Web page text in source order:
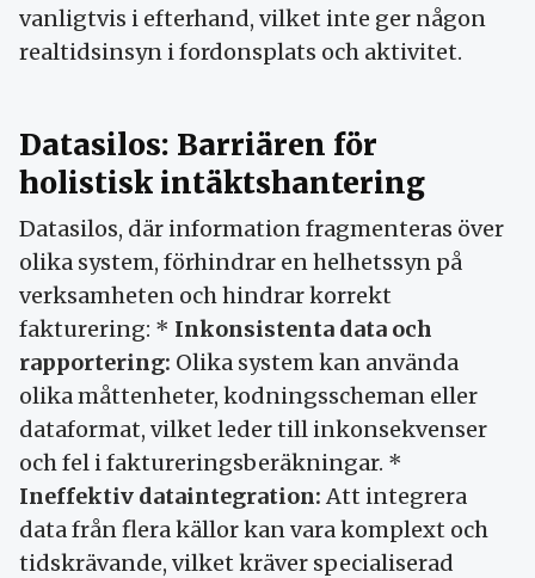
vanligtvis i efterhand, vilket inte ger någon
realtidsinsyn i fordonsplats och aktivitet.
Datasilos: Barriären för
holistisk intäktshantering
Datasilos, där information fragmenteras över
olika system, förhindrar en helhetssyn på
verksamheten och hindrar korrekt
fakturering: * Inkonsistenta data och
rapportering: Olika system kan använda
olika måttenheter, kodningsscheman eller
dataformat, vilket leder till inkonsekvenser
och fel i faktureringsberäkningar. *
Ineffektiv dataintegration:Att integrera
data från flera källor kan vara komplext och
tidskrävande, vilket kräver specialiserad